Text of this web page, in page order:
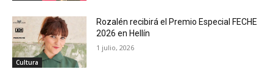
Cultura
Rozalén recibirá el Premio Especial FECHE
2026 en Hellín
1 julio, 2026